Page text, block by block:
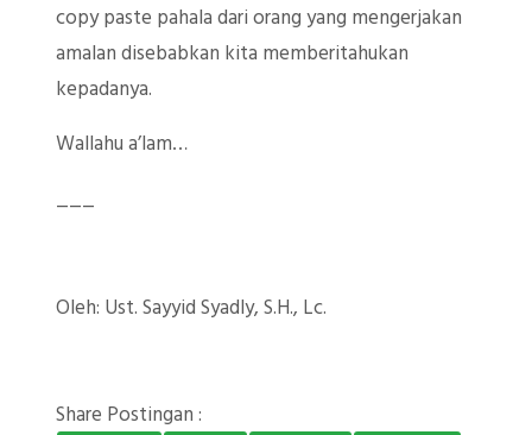
copy paste pahala dari orang yang mengerjakan
amalan disebabkan kita memberitahukan
kepadanya.
Wallahu a’lam…
___
Oleh: Ust. Sayyid Syadly, S.H., Lc.
Share Postingan :